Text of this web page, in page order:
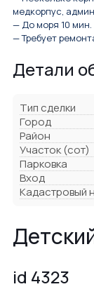
медкорпус,
— До моря 10 мин.
— Требует
Детали
Тип сделки
Город
Район
Участок (сот)
Парковка
Вход
Кадастровый
id 4323